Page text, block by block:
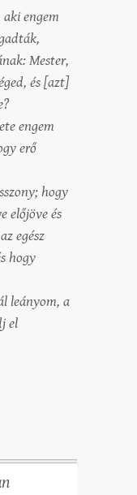
aki engem
Mester,
és [azt]
engem
erő
hogy
előjöve és
egész
hogy
leányom, a
el